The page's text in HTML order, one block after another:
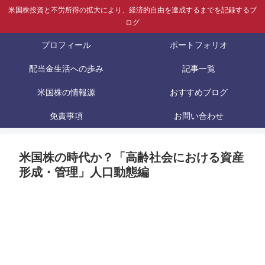
米国株投資と不労所得の拡大により、経済的自由を達成するまでを記録するブ
ログ
プロフィール ポートフォリオ
配当金生活への歩み 記事一覧
米国株の情報源 おすすめブログ
免責事項 お問い合わせ
米国株の時代か？「高齢社会における資産
形成・管理」人口動態編